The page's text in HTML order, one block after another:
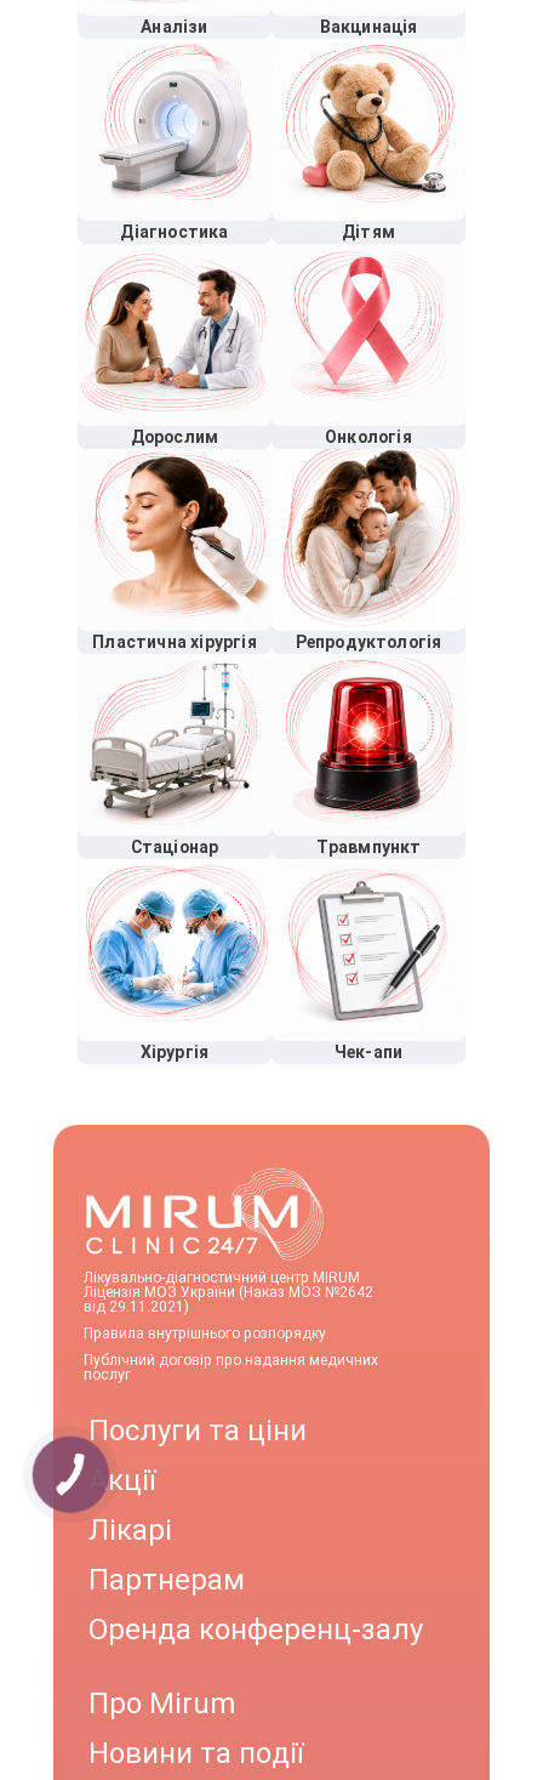
Аналізи Вакцинація
Діагностика Дітям
Дорослим Онкологія
Пластична хірургія Репродуктологія
Стаціонар Травмпункт
Хірургія Чек-апи
Лікувально-діагностичний центр MIRUM
Ліцензія МОЗ України (Наказ МОЗ №2642
від 29.11.2021)
Правила внутрішнього розпорядку
Публічний договір про надання медичних
послуг
Послуги та ціни
Акції
Лікарі
Партнерам
Оренда конференц-залу
Про Mirum
Новини та події